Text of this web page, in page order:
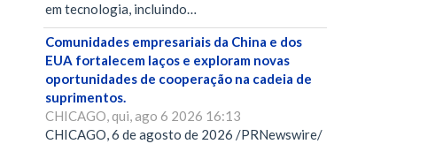
em tecnologia, incluindo…
Comunidades empresariais da China e dos
EUA fortalecem laços e exploram novas
oportunidades de cooperação na cadeia de
suprimentos.
CHICAGO, qui, ago 6 2026 16:13
CHICAGO, 6 de agosto de 2026 /PRNewswire/